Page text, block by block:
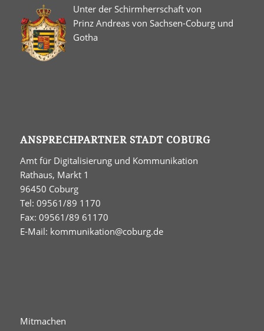
Unter der Schirmherrschaft von
Prinz Andreas von Sachsen-Coburg und
Gotha
ANSPRECHPARTNER STADT COBURG
Amt für Digitalisierung und Kommunikation
Rathaus, Markt 1
96450 Coburg
Tel: 09561/89 1170
Fax: 09561/89 61170
E-Mail: kommunikation@coburg.de
Mitmachen